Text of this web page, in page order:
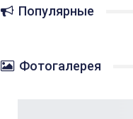
Популярные
Фотогалерея